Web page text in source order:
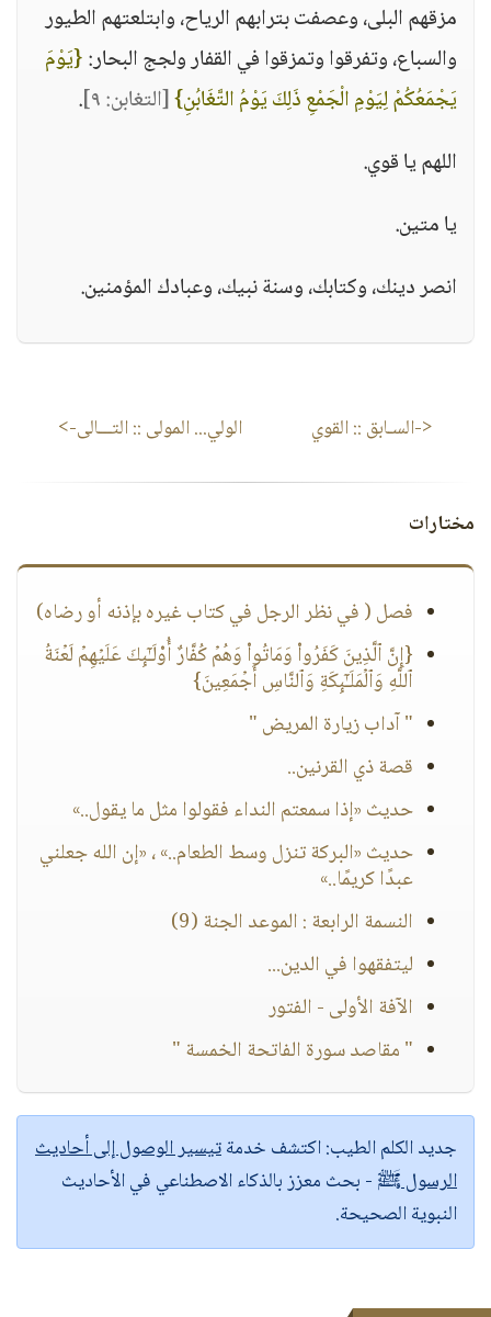
مزقهم البلى، وعصفت بترابهم الرياح، وابتلعتهم الطيور
والسباع، وتفرقوا وتمزقوا في القفار ولجج البحار:{يَوْمَ
يَجْمَعُكُمْ لِيَوْمِ الْجَمْعِ ذَلِكَ يَوْمُ التَّغَابُنِ}[التغابن: ٩]
.
اللهم يا قوي.
يا متين.
انصر دينك، وكتابك، وسنة نبيك، وعبادك المؤمنين.
<-السـابق ::القوي الولي... المولى :: التـــالى->
مختارات
فصل ( في نظر الرجل في كتاب غيره بإذنه أو رضاه)
{إِنَّ ٱلَّذِینَ كَفَرُوا۟ وَمَاتُوا۟ وَهُمۡ كُفَّارٌ أُو۟لَـٰۤىِٕكَ عَلَیۡهِمۡ لَعۡنَةُ
ٱللَّهِ وَٱلۡمَلَـٰۤىِٕكَةِ وَٱلنَّاسِ أَجۡمَعِینَ}
" آداب زيارة المريض "
قصة ذي القرنين..
حديث «إذا سمعتم النداء فقولوا مثل ما يقول..»
حديث «البركة تنزل وسط الطعام..» ، «إن الله جعلني
عبدًا كريمًا..»
النسمة الرابعة : الموعد الجنة (9)
ليتفقهوا في الدين...
الآفة الأولى - الفتور
" مقاصد سورة الفاتحة الخمسة "
جديد الكلم الطيب:اكتشف خدمةتيسير الوصول إلى أحاديث
الرسول ﷺ - بحث معزز بالذكاء الاصطناعي في الأحاديث
النبوية الصحيحة.